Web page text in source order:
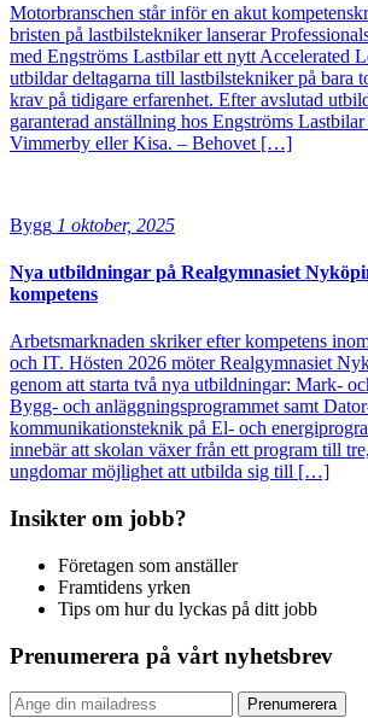
Motorbranschen står inför en akut
bristen på lastbilstekniker lanserar
med Engströms Lastbilar ett nytt Accelerated
utbildar deltagarna till lastbilstekniker på bara
krav på tidigare erfarenhet. Efter avslutad
garanterad anställning hos Engströms
Vimmerby eller Kisa. – Behovet […]
Bygg 1 oktober, 2025
Nya utbildningar på Realgymnasiet
kompetens
Arbetsmarknaden skriker efter kompetens
och IT. Hösten 2026 möter Realgymnasiet
genom att starta två nya utbildningar: Mark-
Bygg- och anläggningsprogrammet samt
kommunikationsteknik på El- och
innebär att skolan växer från ett program till
ungdomar möjlighet att utbilda sig till […]
Insikter om jobb?
Företagen som anställer
Framtidens yrken
Tips om hur du lyckas på ditt jobb
Prenumerera på vårt nyhetsbrev
Prenumerera